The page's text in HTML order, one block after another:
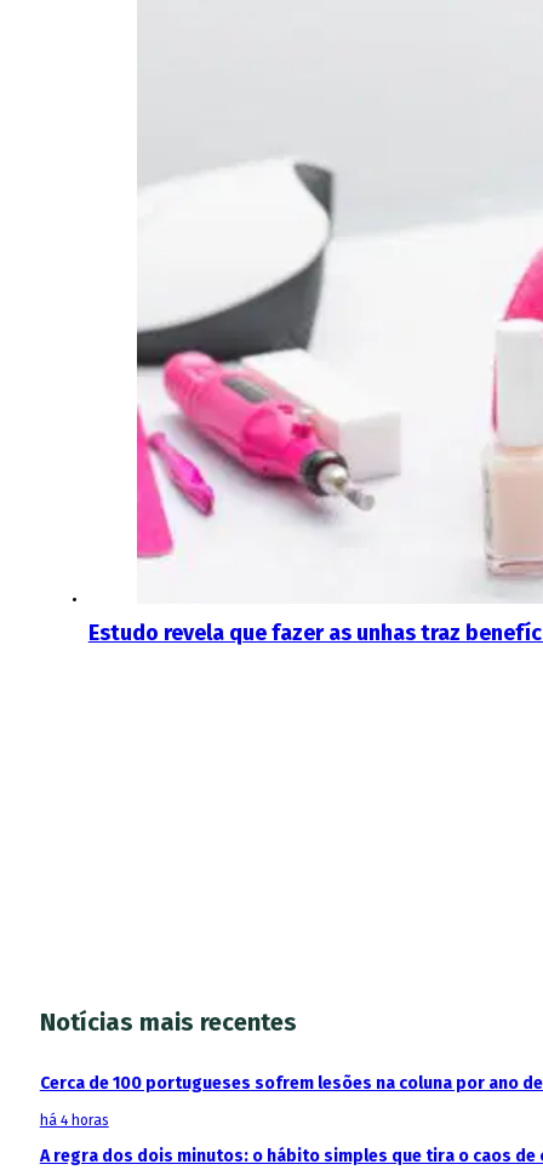
Estudo revela que fazer as unhas traz
Notícias mais recentes
Cerca de 100 portugueses sofrem lesões na coluna por ano
há 4 horas
A regra dos dois minutos: o hábito simples que tira o caos de